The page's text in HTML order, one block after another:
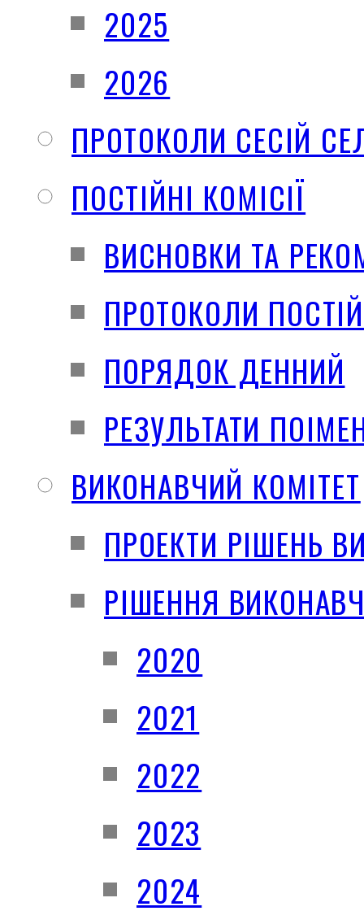
2025
2026
ПРОТОКОЛИ СЕСІЙ
ПОСТІЙНІ КОМІСІЇ
ВИСНОВКИ ТА
ПРОТОКОЛИ
ПОРЯДОК ДЕННИЙ
РЕЗУЛЬТАТИ
ВИКОНАВЧИЙ КОМІТЕТ
ПРОЕКТИ РІШЕНЬ
РІШЕННЯ
2020
2021
2022
2023
2024